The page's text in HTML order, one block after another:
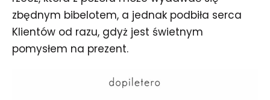
zbędnym bibelotem, a jednak podbiła serca
Klientów od razu, gdyż jest świetnym
pomysłem na prezent.